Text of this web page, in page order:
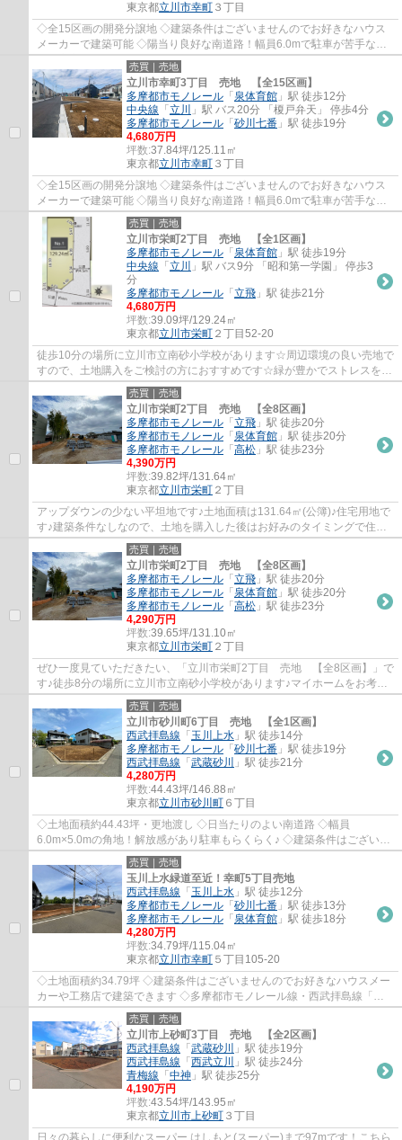
東京都立川市幸町 ３丁目
◇全15区画の開発分譲地 ◇建築条件はございませんのでお好きなハウス
メーカーで建築可能 ◇陽当り良好な南道路！幅員6.0mで駐車が苦手な方
でも安心♪ ◇「スーパーダイレックス」まで徒歩...
売買｜売地
立川市幸町3丁目 売地 【全15区画】
多摩都市モノレール 「 泉体育館 」駅 徒歩12分
中央線 「 立川
」駅 バス20分 「榎戸弁天」 停歩4分
多摩都市モノレール 「 砂川七番 」駅 徒歩19分
4,680万円
坪数:37.84坪/125.11㎡
東京都立川市幸町 ３丁目
◇全15区画の開発分譲地 ◇建築条件はございませんのでお好きなハウス
メーカーで建築可能 ◇陽当り良好な南道路！幅員6.0mで駐車が苦手な方
でも安心♪ ◇「スーパーダイレックス」まで徒歩...
売買｜売地
立川市栄町2丁目 売地 【全1区画】
多摩都市モノレール 「 泉体育館 」駅 徒歩19分
中央線 「 立川
」駅 バス9分 「昭和第一学園」 停歩3
分
多摩都市モノレール 「 立飛 」駅 徒歩21分
4,680万円
坪数:39.09坪/129.24㎡
東京都立川市栄町 ２丁目52-20
徒歩10分の場所に立川市立南砂小学校があります☆周辺環境の良い売地で
すので、土地購入をご検討の方におすすめです☆緑が豊かでストレスを感
じにくい第一種低層住居専用地域はいかがで...
売買｜売地
立川市栄町2丁目 売地 【全8区画】
多摩都市モノレール 「 立飛 」駅 徒歩20分
多摩都市モノレール 「 泉体育館 」駅 徒歩20分
多摩都市モノレール 「 高松 」駅 徒歩23分
4,390万円
坪数:39.82坪/131.64㎡
東京都立川市栄町 ２丁目
アップダウンの少ない平坦地です♪土地面積は131.64㎡(公簿)♪住宅用地で
す♪建築条件なしなので、土地を購入した後はお好みのタイミングで住ま
いが建てられます♪土地選びは、満足のいく...
売買｜売地
立川市栄町2丁目 売地 【全8区画】
多摩都市モノレール 「 立飛 」駅 徒歩20分
多摩都市モノレール 「 泉体育館 」駅 徒歩20分
多摩都市モノレール 「 高松 」駅 徒歩23分
4,290万円
坪数:39.65坪/131.10㎡
東京都立川市栄町 ２丁目
ぜひ一度見ていただきたい、「立川市栄町2丁目 売地 【全8区画】」で
す♪徒歩8分の場所に立川市立南砂小学校があります♪マイホームをお考え
の方には、こちらの住宅用地♪ユタカホーム...
売買｜売地
立川市砂川町6丁目 売地 【全1区画】
西武拝島線 「 玉川上水 」駅 徒歩14分
多摩都市モノレール 「 砂川七番 」駅 徒歩19分
西武拝島線 「 武蔵砂川
」駅 徒歩21分
4,280万円
坪数:44.43坪/146.88㎡
東京都立川市砂川町 ６丁目
◇土地面積約44.43坪・更地渡し ◇日当たりのよい南道路 ◇幅員
6.0m×5.0mの角地！解放感があり駐車もらくらく♪ ◇建築条件はございま
せん。お好きなハウスメーカーや工務店で建築可能です...
売買｜売地
玉川上水緑道至近！幸町5丁目売地
西武拝島線 「 玉川上水 」駅 徒歩12分
多摩都市モノレール 「 砂川七番 」駅 徒歩13分
多摩都市モノレール 「 泉体育館 」駅 徒歩18分
4,280万円
坪数:34.79坪/115.04㎡
東京都立川市幸町 ５丁目105-20
◇土地面積約34.79坪 ◇建築条件はございませんのでお好きなハウスメー
カーや工務店で建築できます ◇多摩都市モノレール線・西武拝島線「玉
川上水」駅徒歩約12分 2駅2路線利用可能で通...
売買｜売地
立川市上砂町3丁目 売地 【全2区画】
西武拝島線 「 武蔵砂川
」駅 徒歩19分
西武拝島線 「 西武立川
」駅 徒歩24分
青梅線 「 中神 」駅 徒歩25分
4,190万円
坪数:43.54坪/143.95㎡
東京都立川市上砂町 ３丁目